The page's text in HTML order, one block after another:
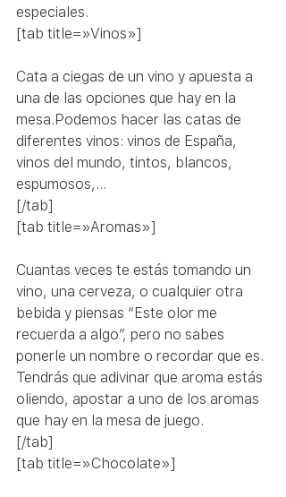
especiales.
[tab title=»Vinos»]
Cata a ciegas de un vino y apuesta a
una de las opciones que hay en la
mesa.Podemos hacer las catas de
diferentes vinos: vinos de España,
vinos del mundo, tintos, blancos,
espumosos,…
[/tab]
[tab title=»Aromas»]
Cuantas veces te estás tomando un
vino, una cerveza, o cualquier otra
bebida y piensas “Este olor me
recuerda a algo”, pero no sabes
ponerle un nombre o recordar que es.
Tendrás que adivinar que aroma estás
oliendo, apostar a uno de los aromas
que hay en la mesa de juego.
[/tab]
[tab title=»Chocolate»]